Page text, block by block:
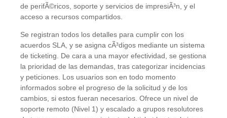
de perifÃ©ricos, soporte y servicios de impresiÃ³n, y el
acceso a recursos compartidos.
Se registran todos los detalles para cumplir con los
acuerdos SLA, y se asigna cÃ³digos mediante un sistema
de ticketing. De cara a una mayor efectividad, se gestiona
la prioridad de las demandas, tras categorizar incidencias
y peticiones. Los usuarios son en todo momento
informados sobre el progreso de la solicitud y de los
cambios, si estos fueran necesarios. Ofrece un nivel de
soporte remoto (Nivel 1) y escalado a grupos resolutores